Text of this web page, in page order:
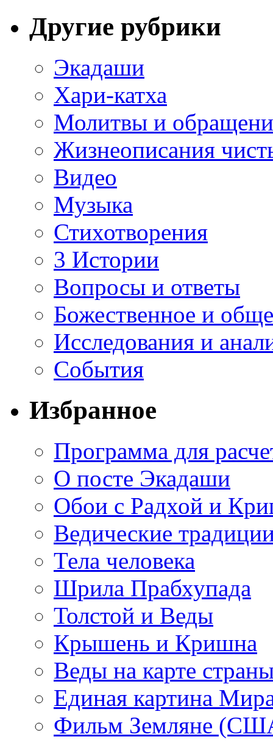
Другие рубрики
Экадаши
Хари-катха
Молитвы и
Жизнеописания
Видео
Музыка
Стихотворения
3 Истории
Вопросы и ответы
Божественное и
Исследования и
События
Избранное
Программа для
О посте Экадаши
Обои с Радхой и
Ведические
Тела человека
Шрила Прабхупада
Толстой и Веды
Крышень и Кришна
Веды на карте
Единая картина
Фильм Земляне